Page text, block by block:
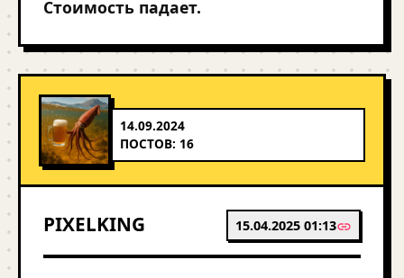
Стоимость падает.
14.09.2024
ПОСТОВ: 16
PIXELKING 15.04.2025 01:13